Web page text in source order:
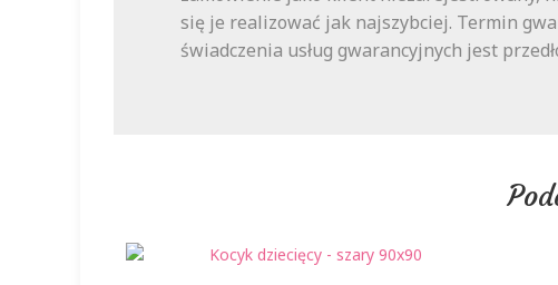
się je realizować jak najszybciej. Termin
świadczenia usług gwarancyjnych jest